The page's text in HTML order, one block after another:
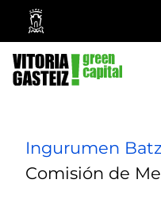
Mairie
de
Vitoria-
Gasteiz
Ingurumen
Comisión de